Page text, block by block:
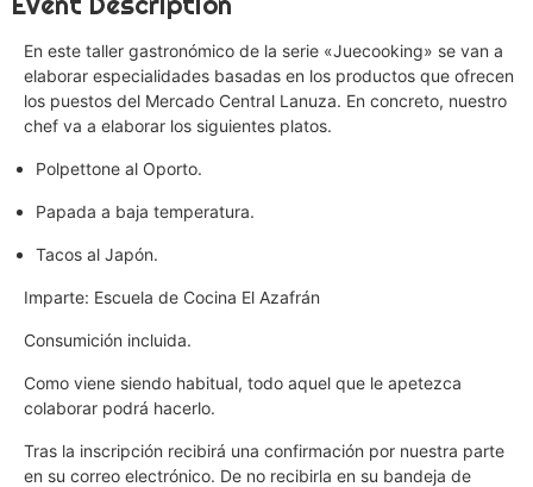
En este taller gastronómico de la serie «Juecooking» se van a
elaborar especialidades basadas en los productos que ofrecen
los puestos del Mercado Central Lanuza. En concreto, nuestro
chef va a elaborar los siguientes platos.
Polpettone al Oporto.
Papada a baja temperatura.
Tacos al Japón.
Imparte: Escuela de Cocina El Azafrán
Consumición incluida.
Como viene siendo habitual, todo aquel que le apetezca
colaborar podrá hacerlo.
Tras la inscripción recibirá una confirmación por nuestra parte
en su correo electrónico. De no recibirla en su bandeja de